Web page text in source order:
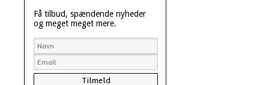
Få tilbud, spændende nyheder
og meget meget mere.